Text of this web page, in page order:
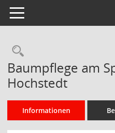
Toggle navigation
Baumpflege am
Hochstedt
Informationen